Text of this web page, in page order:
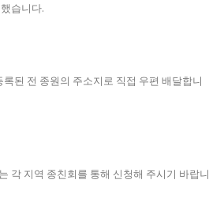
습니다.
된 전 종원의 주소지로 직접 우편 배달합니
각 지역 종친회를 통해 신청해 주시기 바랍니